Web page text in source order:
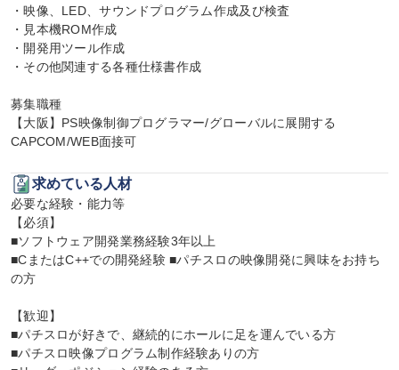
・映像、LED、サウンドプログラム作成及び検査
・見本機ROM作成
・開発用ツール作成
・その他関連する各種仕様書作成
募集職種
【大阪】PS映像制御プログラマー/グローバルに展開する
CAPCOM/WEB面接可
求めている人材
必要な経験・能力等
【必須】
■ソフトウェア開発業務経験3年以上
■CまたはC++での開発経験 ■パチスロの映像開発に興味をお持ち
の方
【歓迎】
■パチスロが好きで、継続的にホールに足を運んでいる方
■パチスロ映像プログラム制作経験ありの方